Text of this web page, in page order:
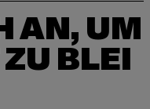
AN, UM
BLEI